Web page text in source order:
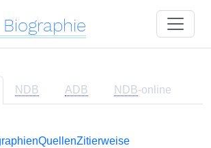
Biographie
NDB ADB NDB-online
QuellenZitierweise